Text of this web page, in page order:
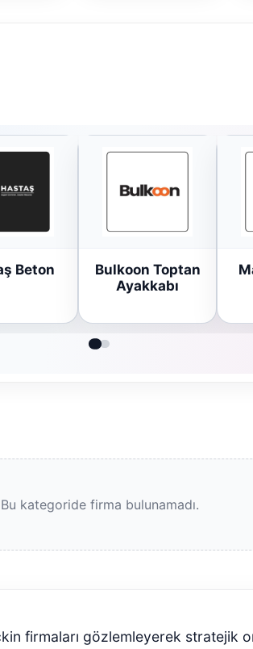
Beton
Bulkoon Toptan
Ayakkabı
Bu kategoride firma bulunamadı.
firmaları gözlemleyerek stratejik